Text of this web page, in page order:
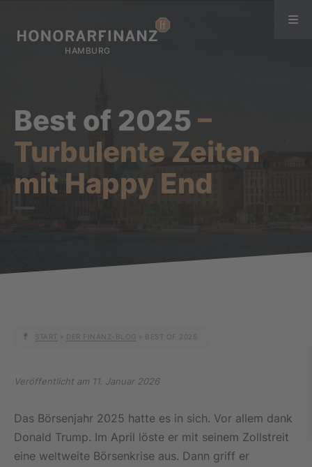
Best of 2025 –
Turbulente Zeiten
mit Happy End
START » DER FINANZ-BLOG » BEST OF 2025
Veröffentlicht am 11. Januar 2026
Das Börsenjahr 2025 hatte es in sich. Vor allem dank
Donald Trump. Im April löste er mit seinem Zollstreit
eine weltweite Börsenkrise aus. Dann griff er